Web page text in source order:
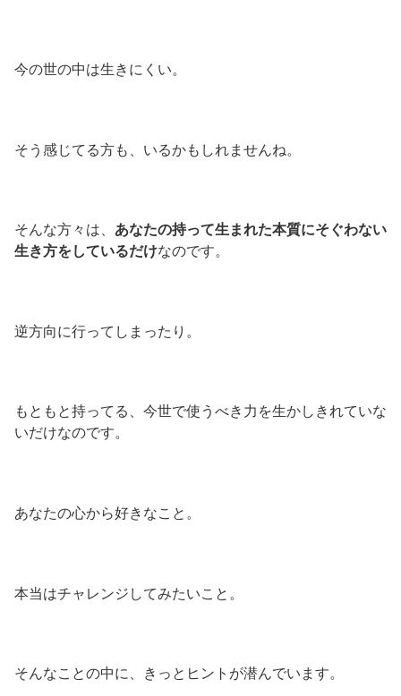
今の世の中は生きにくい。
そう感じてる方も、いるかもしれませんね。
そんな方々は、 あなたの持って生まれた本質にそぐわない
生き方をしているだけなのです。
逆方向に行ってしまったり。
もともと持ってる、今世で使うべき力を生かしきれていな
いだけなのです。
あなたの心から好きなこと。
本当はチャレンジしてみたいこと。
そんなことの中に、きっとヒントが潜んでいます。